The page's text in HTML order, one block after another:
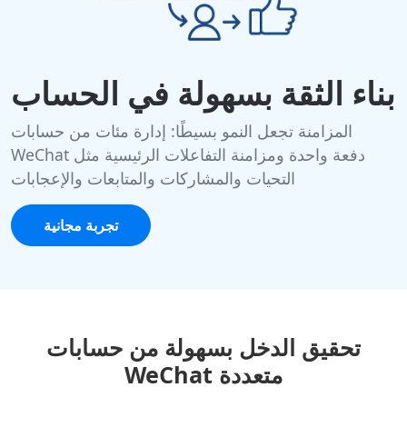
بناء الثقة بسهولة في الحساب
المزامنة تجعل النمو بسيطًا: إدارة مئات من حسابات
WeChat دفعة واحدة ومزامنة التفاعلات الرئيسية مثل
التحيات والمشاركات والمتابعات والإعجابات
تجربة مجانية
تحقيق الدخل بسهولة من حسابات
WeChat متعددة